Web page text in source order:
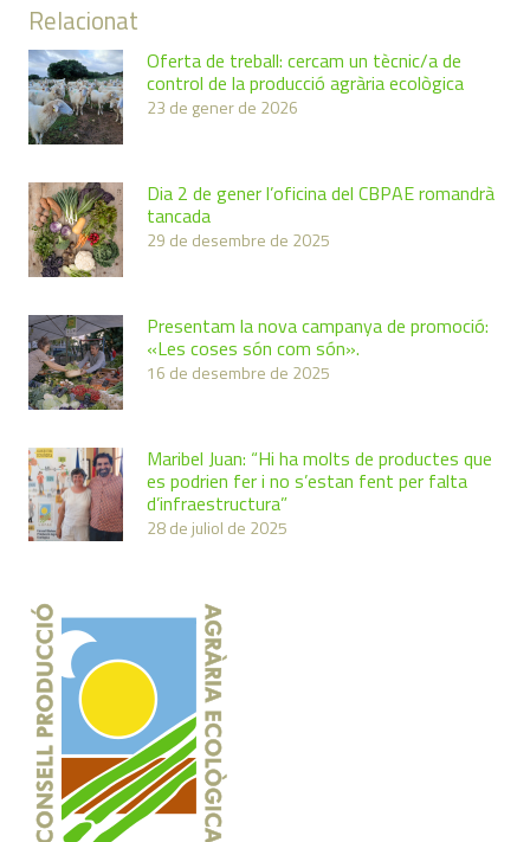
Relacionat
Oferta de treball: cercam un tècnic/a de
control de la producció agrària ecològica
23 de gener de 2026
Dia 2 de gener l’oficina del CBPAE romandrà
tancada
29 de desembre de 2025
Presentam la nova campanya de promoció:
«Les coses són com són».
16 de desembre de 2025
Maribel Juan: “Hi ha molts de productes que
es podrien fer i no s’estan fent per falta
d’infraestructura”
28 de juliol de 2025